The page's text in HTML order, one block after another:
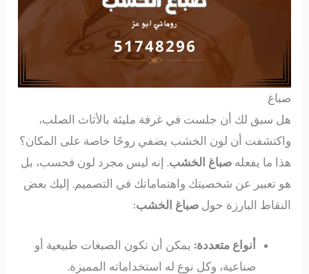
صباغ
هل سبق لك أن جلست في غرفة مليئة بالأثاث الصلب،
واكتشفت أن لون الخشب يضفي روحًا خاصة على المكان؟
هذا ما يفعلهصباغ الخشب. إنه ليس مجرد لون فحسب، بل
هو تعبير عن شخصيتك واهتماماتك في التصميم. إليك بعض
النقاط البارزة حولصباغ الخشب:
أنواع متعددة: يمكن أن تكون الصبغات طبيعية أو
صناعية، وكل نوع له استخداماته المميزة.